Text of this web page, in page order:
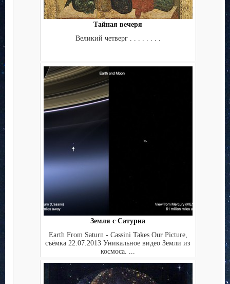
Тайная вечеря
Великий четверг . . . . . . . .
Земля с Сатурна
Earth From Saturn - Cassini Takes Our Picture,
съёмка 22.07.2013 Уникальное видео Земли из
космоса. ...